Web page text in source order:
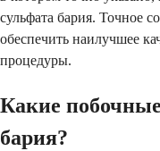
сульфата бария. Точное
обеспечить наилучшее
процедуры.
Какие
бария?